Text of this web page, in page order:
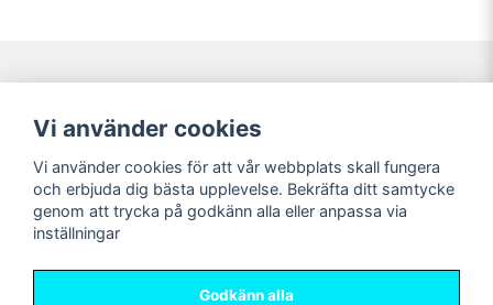
Navigering
Nyheter!
Förbeställning
Mitt konto
Logga in
Registrera dig
Glömt lösenord?
Sociala medier
Vi använder cookies
Vi använder cookies för att vår webbplats skall fungera
och erbjuda dig bästa upplevelse. Bekräfta ditt samtycke
genom att trycka på godkänn alla eller anpassa via
inställningar
Godkänn alla